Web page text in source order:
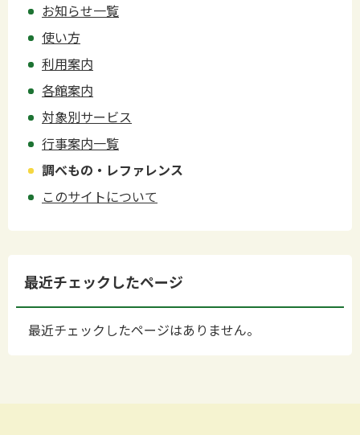
お知らせ一覧
使い方
利用案内
各館案内
対象別サービス
行事案内一覧
調べもの・レファレンス
このサイトについて
最近チェックしたページ
最近チェックしたページはありません。